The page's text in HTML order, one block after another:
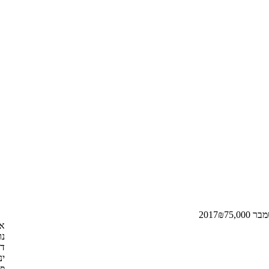
2017
₪75,000